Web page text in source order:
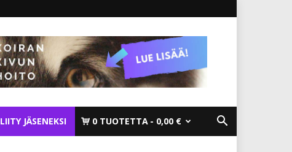
LIITY JÄSENEKSI 0 TUOTETTA 0,00 €